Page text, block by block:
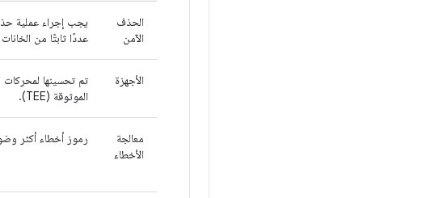
الحذف
الآمن
يجب إجراء عملية
عددًا ثابتًا من
الأجهزة
تم تحسينها لمحركات
الموثوقة (TEE).
معالجة
الأخطاء
رموز أخطاء أكثر